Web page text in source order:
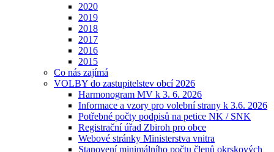
2020
2019
2018
2017
2016
2015
Co nás zajímá
VOLBY do zastupitelstev obcí 2026
Harmonogram MV k 3. 6. 2026
Informace a vzory pro volební strany k 3.6. 2026
Potřebné počty podpisů na petice NK / SNK
Registrační úřad Zbiroh pro obce
Webové stránky Ministerstva vnitra
Stanovení minimálního počtu členů okrskových